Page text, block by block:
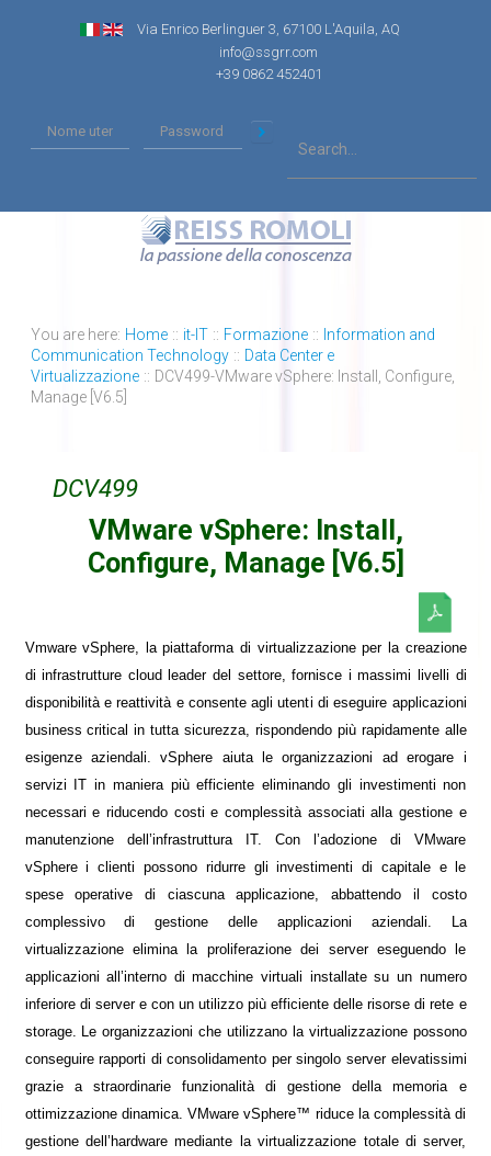
Via Enrico Berlinguer 3, 67100 L'Aquila, AQ
info@ssgrr.com
+39 0862 452401
You are here: Home :: it-IT :: Formazione :: Information and
Communication Technology :: Data Center e
Virtualizzazione :: DCV499-VMware vSphere: Install, Configure,
Manage [V6.5]
DCV499
VMware vSphere: Install,
Configure, Manage [V6.5]
Vmware vSphere, la piattaforma di virtualizzazione per la creazione
di infrastrutture cloud leader del settore, fornisce i massimi livelli di
disponibilità e reattività e consente agli utenti di eseguire applicazioni
business critical in tutta sicurezza, rispondendo più rapidamente alle
esigenze aziendali. vSphere aiuta le organizzazioni ad erogare i
servizi IT in maniera più efficiente eliminando gli investimenti non
necessari e riducendo costi e complessità associati alla gestione e
manutenzione dell’infrastruttura IT. Con l’adozione di VMware
vSphere i clienti possono ridurre gli investimenti di capitale e le
spese operative di ciascuna applicazione, abbattendo il costo
complessivo di gestione delle applicazioni aziendali. La
virtualizzazione elimina la proliferazione dei server eseguendo le
applicazioni all’interno di macchine virtuali installate su un numero
inferiore di server e con un utilizzo più efficiente delle risorse di rete e
storage. Le organizzazioni che utilizzano la virtualizzazione possono
conseguire rapporti di consolidamento per singolo server elevatissimi
grazie a straordinarie funzionalità di gestione della memoria e
ottimizzazione dinamica. VMware vSphere™ riduce la complessità di
gestione dell’hardware mediante la virtualizzazione totale di server,